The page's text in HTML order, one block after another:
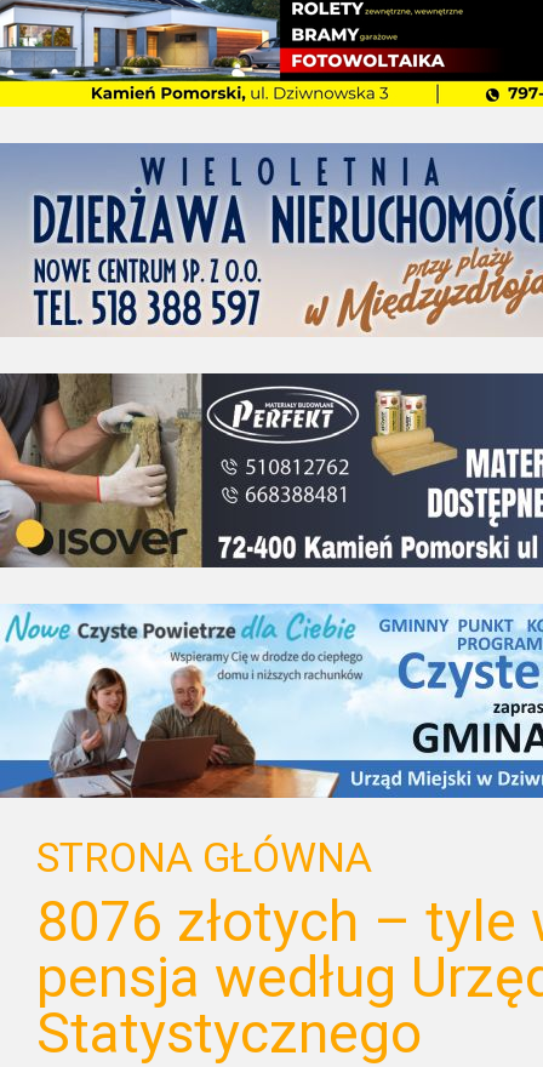
STRONA GŁÓWNA
8076 złotych – tyle
pensja według
Statystycznego